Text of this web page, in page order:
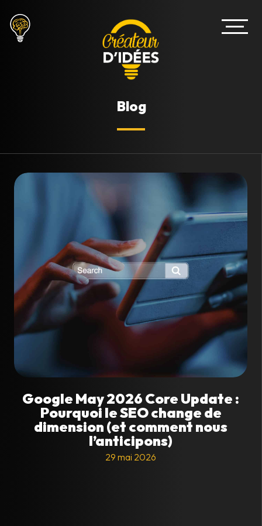
Blog
Google May 2026 Core Update :
Pourquoi le SEO change de
dimension (et comment nous
l’anticipons)
29 mai 2026